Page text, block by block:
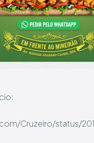
Cruzeiro/status/